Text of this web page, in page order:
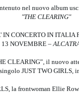
nel nuovo album
"THE CLEARING"
CONCERTO IN ITALIA
13 NOVEMBRE –
CLEARING”, il nuovo
JUST TWO GIRLS,
la frontwoman Ellie